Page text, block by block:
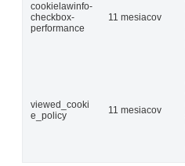
cookielawinfo-
checkbox-
performance
11 mesiacov
viewed_cooki
e_policy
11 mesiacov